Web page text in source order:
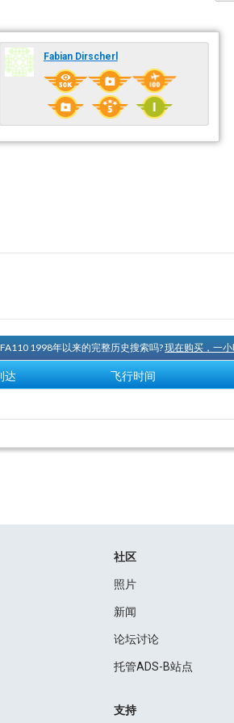
Fabian Dirscherl
1998年以来的完整历史搜索吗?现在购买，一小
达 飞行时间
社区
照片
新闻
论坛讨论
托管ADS-B站点
支持